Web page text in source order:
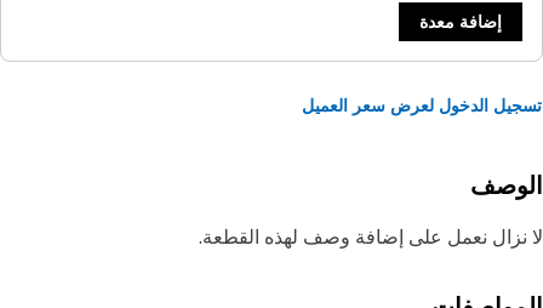
إضافة معدة
الدخول لعرض سعر العميل
نزال نعمل على إضافة وصف لهذه القطعة.